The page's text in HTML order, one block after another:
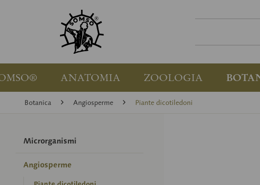
ANATOMIA ZOOLOGIA
Botanica Angiosperme Piante dicotiledoni
Microrganismi
Angiosperme